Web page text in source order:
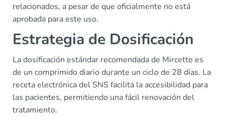
relacionados, a pesar de que oficialmente no está
aprobada para este uso.
Estrategia de Dosificación
La dosificación estándar recomendada de Mircette es
de un comprimido diario durante un ciclo de 28 días. La
receta electrónica del SNS facilita la accesibilidad para
las pacientes, permitiendo una fácil renovación del
tratamiento.